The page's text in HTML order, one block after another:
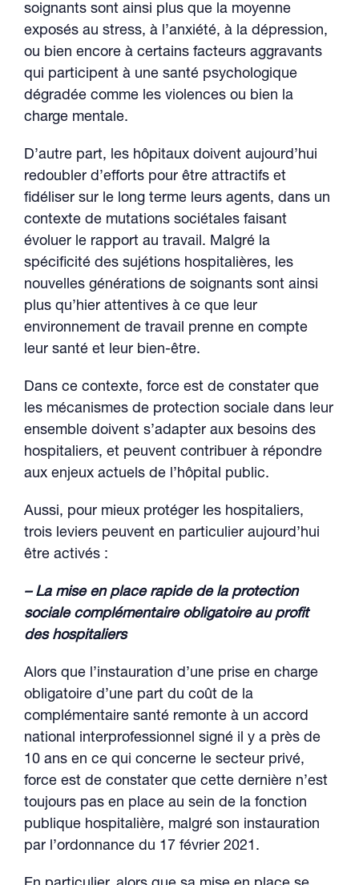
soignants sont ainsi plus que la moyenne
exposés au stress, à l’anxiété, à la dépression,
ou bien encore à certains facteurs aggravants
qui participent à une santé psychologique
dégradée comme les violences ou bien la
charge mentale.
D’autre part, les hôpitaux doivent aujourd’hui
redoubler d’efforts pour être attractifs et
fidéliser sur le long terme leurs agents, dans un
contexte de mutations sociétales faisant
évoluer le rapport au travail. Malgré la
spécificité des sujétions hospitalières, les
nouvelles générations de soignants sont ainsi
plus qu’hier attentives à ce que leur
environnement de travail prenne en compte
leur santé et leur bien-être.
Dans ce contexte, force est de constater que
les mécanismes de protection sociale dans leur
ensemble doivent s’adapter aux besoins des
hospitaliers, et peuvent contribuer à répondre
aux enjeux actuels de l’hôpital public.
Aussi, pour mieux protéger les hospitaliers,
trois leviers peuvent en particulier aujourd’hui
être activés :
– La mise en place rapide de la protection
sociale complémentaire obligatoire au profit
des hospitaliers
Alors que l’instauration d’une prise en charge
obligatoire d’une part du coût de la
complémentaire santé remonte à un accord
national interprofessionnel signé il y a près de
10 ans en ce qui concerne le secteur privé,
force est de constater que cette dernière n’est
toujours pas en place au sein de la fonction
publique hospitalière, malgré son instauration
par l’ordonnance du 17 février 2021.